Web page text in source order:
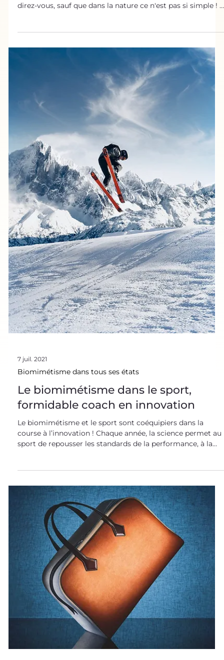
Le Saviez-Vous ?
Le Saviez-Vous ? #52
🐍 Du latin serpentes ce sont des reptiles : ils ont des
écailles, régulent la température de leur corps... Trivial me
direz-vous, sauf que dans la nature ce n'est pas si simple ! 🌐
Derrière le mot "serpent" se cachent en fait 3000 espèces
très différentes qui vivent dans des écosystèmes très
variés : du désert à la forêt tropicale que nous vous
présentions en juin. Ainsi certains serpents sont terrestres,
d'autres arboricoles, ou encore marins. 👉 Divers mais
tous extrao
7 juil. 2021
Biomimétisme dans tous ses états
Le biomimétisme dans le sport,
formidable coach en innovation
Le biomimétisme et le sport sont coéquipiers dans la
course à l’innovation ! Chaque année, la science permet au
sport de repousser les standards de la performance, à la